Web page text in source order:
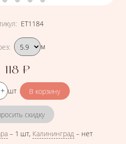
: ЕТ1184
вариант
: м
Цена
118 ₽
шт
скидку
– 1 шт, Калининград – нет